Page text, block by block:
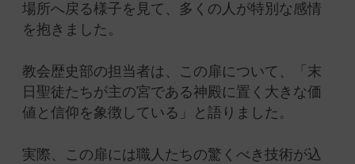
場所へ戻る様子を見て、多くの人が特別な感情
を抱きました。
教会歴史部の担当者は、この扉について、「末
日聖徒たちが主の宮である神殿に置く大きな価
値と信仰を象徴している」と語りました。
実際、この扉には職人たちの驚くべき技術が込